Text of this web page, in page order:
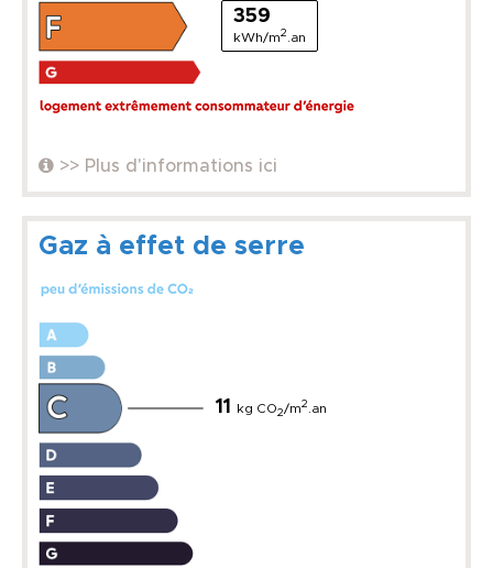
359
kWh/m2 .an
>> Plus d'informations ici
Gaz à effet de serre
11 kg CO2/m2 .an